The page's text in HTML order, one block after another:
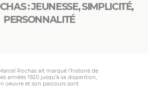
: JEUNESSE, SIMPLICITÉ,
PERSONNALITÉ
Rochas ait marqué l’histoire de
années 1920 jusqu’à sa disparition,
oeuvre et son parcours sont